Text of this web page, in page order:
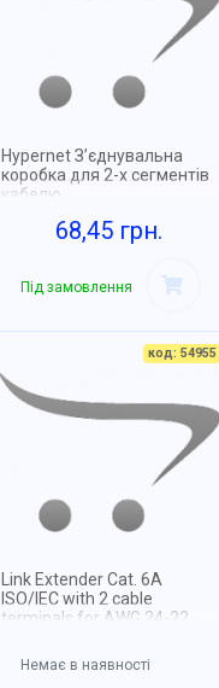
Hypernet З’єднувальна
коробка для 2-х сегментів
кабелю
68,45 грн.
Під замовлення
код: 54955
Link Extender Cat. 6A
ISO/IEC with 2 cable
terminals for AWG 24-22
Немає в наявності